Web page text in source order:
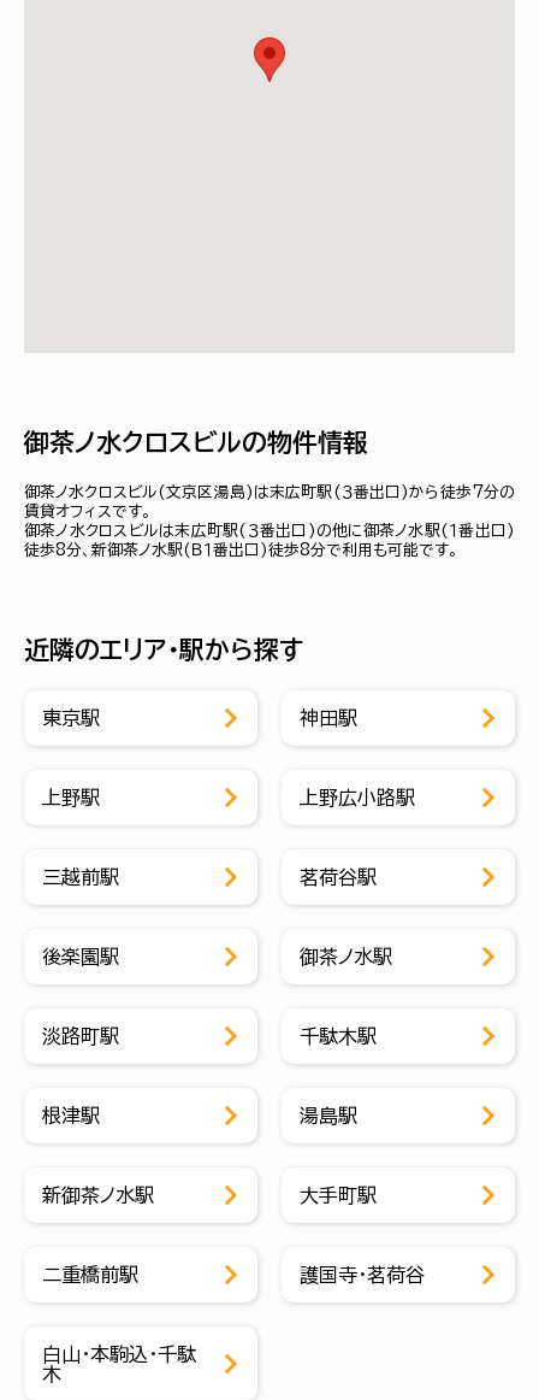
御茶ノ水クロスビルの物件情報
御茶ノ水クロスビル(文京区湯島)は末広町駅(３番出口)から徒歩7分の
賃貸オフィスです。
御茶ノ水クロスビルは末広町駅(３番出口)の他に御茶ノ水駅(１番出口)
徒歩8分、新御茶ノ水駅(Ｂ１番出口)徒歩8分で利用も可能です。
近隣のエリア・駅から探す
東京駅 神田駅
上野駅 上野広小路駅
三越前駅 茗荷谷駅
後楽園駅 御茶ノ水駅
淡路町駅 千駄木駅
根津駅 湯島駅
新御茶ノ水駅 大手町駅
二重橋前駅 護国寺・茗荷谷
白山・本駒込・千駄
木